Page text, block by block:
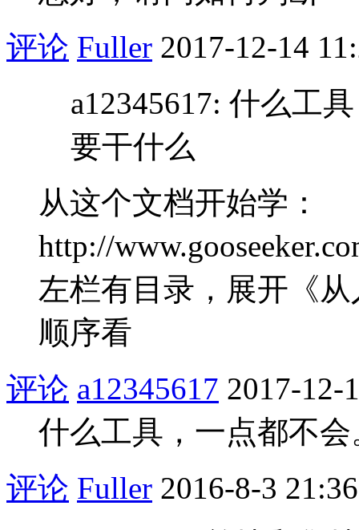
评论 Fuller 2017-12-14
a12345617: 什么工
要干什么
从这个文档开始学：
http://
左栏有目录，展开《
顺序看
评论 a12345617 2017-12-
什么工具，一点都不
评论 Fuller 2016-8-3 21:36